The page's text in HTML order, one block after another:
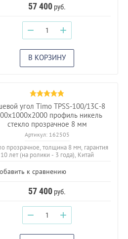
57 400 руб.
− +
В КОРЗИНУ
угол Timo TPSS-100/13C-8
профиль никель
стекло прозрачное 8 мм
Артикул:162505
прозрачное, толщина 8 мм, гарантия
10 лет (на ролики - 3 года), Китай
к сравнению
57 400 руб.
− +